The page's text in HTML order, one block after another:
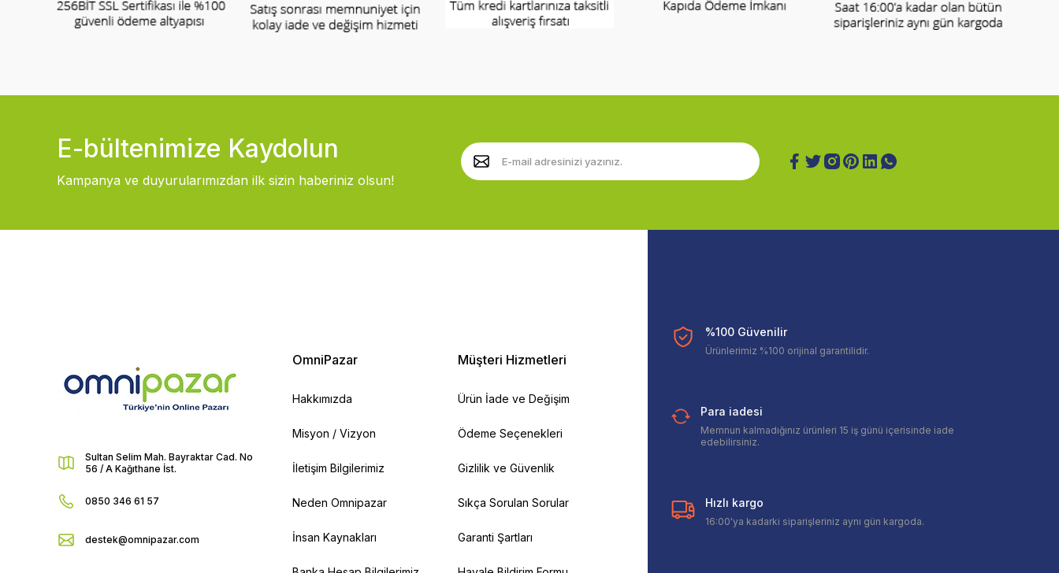
E-bültenimize Kaydolun
Kampanya ve duyurularımızdan ilk sizin haberiniz olsun!
Sultan Selim Mah. Bayraktar Cad. No
56 / A Kağıthane İst.
0850 346 61 57
destek@omnipazar.com
OmniPazar
Hakkımızda
Misyon / Vizyon
İletişim Bilgilerimiz
Neden Omnipazar
İnsan Kaynakları
Müşteri Hizmetleri
Ürün İade ve Değişim
Ödeme Seçenekleri
Gizlilik ve Güvenlik
Sıkça Sorulan Sorular
Garanti Şartları
%100 Güvenilir
Ürünlerimiz %100 orijinal garantilidir.
Para iadesi
Memnun kalmadığınız ürünleri 15 iş günü içerisinde iade
edebilirsiniz.
Hızlı kargo
16:00'ya kadarki siparişleriniz aynı gün kargoda.